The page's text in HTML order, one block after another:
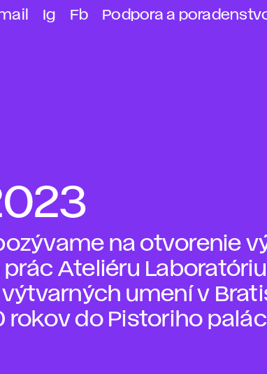
Ig Fb Podpora a
na otvorenie
Ateliéru
umení v
rokov do Pistoriho